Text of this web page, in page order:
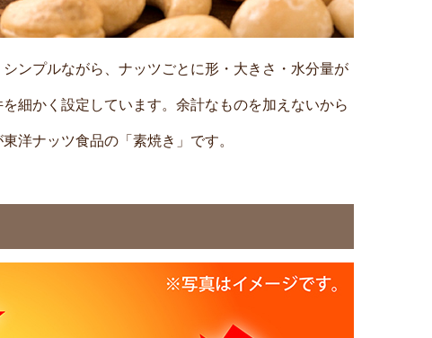
ンプルながら、ナッツごとに形・大きさ・水分量が
細かく設定しています。余計なものを加えないから
洋ナッツ食品の「素焼き」です。